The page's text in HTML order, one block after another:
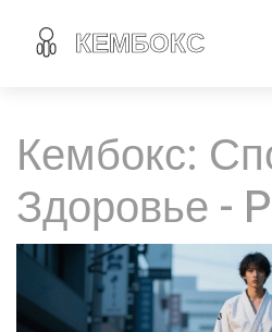
Кембокс:
Здоровье -